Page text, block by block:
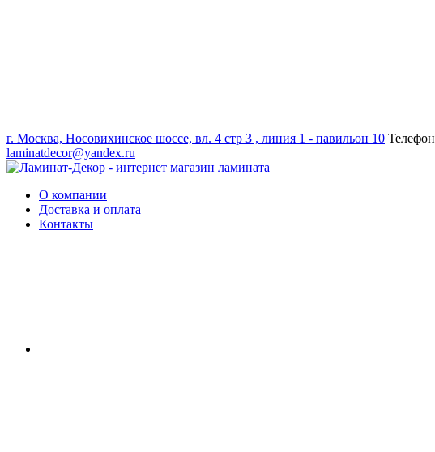
г. Москва, Носовихинское шоссе, вл. 4 стр 3 , линия 1 - павильон 10 Телефон
laminatdecor@yandex.ru
О компании
Доставка и оплата
Контакты